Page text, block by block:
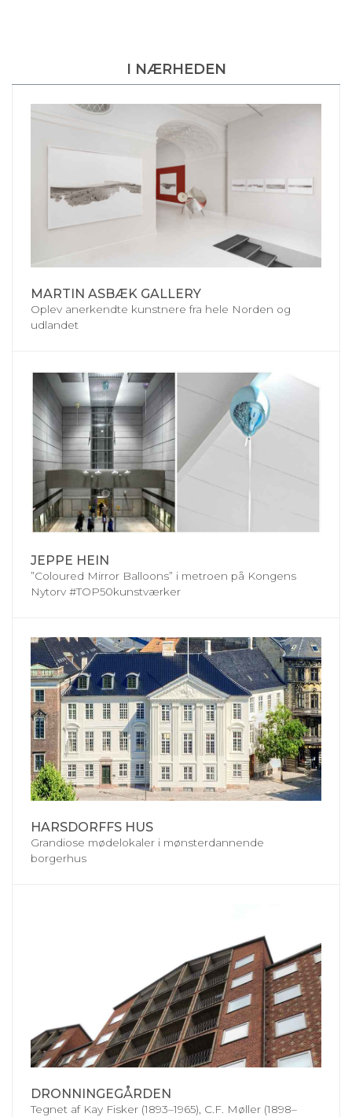
I NÆRHEDEN
MARTIN ASBÆK GALLERY
Oplev anerkendte kunstnere fra hele Norden og
udlandet
JEPPE HEIN
”Coloured Mirror Balloons” i metroen på Kongens
Nytorv #TOP50kunstværker
HARSDORFFS HUS
Grandiose mødelokaler i mønsterdannende
borgerhus
DRONNINGEGÅRDEN
Tegnet af Kay Fisker (1893–1965), C.F. Møller (1898–